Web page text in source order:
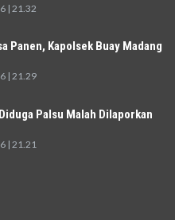
| 21.32
Panen, Kapolsek Buay Madang
| 21.29
Palsu Malah Dilaporkan
| 21.21